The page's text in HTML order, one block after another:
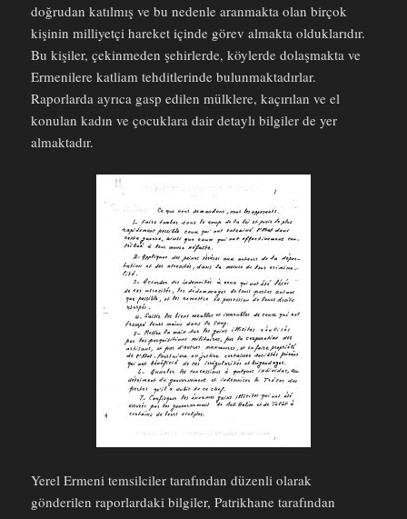
doğrudan katılmış ve bu nedenle aranmakta olan birçok
kişinin milliyetçi hareket içinde görev almakta olduklarıdır.
Bu kişiler, çekinmeden şehirlerde, köylerde dolaşmakta ve
Ermenilere katliam tehditlerinde bulunmaktadırlar.
Raporlarda ayrıca gasp edilen mülklere, kaçırılan ve el
konulan kadın ve çocuklara dair detaylı bilgiler de yer
almaktadır.
Yerel Ermeni temsilciler tarafından düzenli olarak
gönderilen raporlardaki bilgiler, Patrikhane tarafından